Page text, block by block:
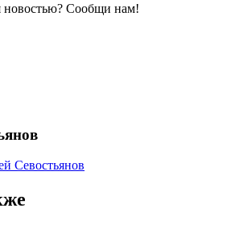
новостью? Сообщи нам!
Севостьянов